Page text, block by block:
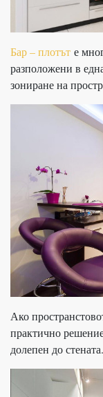
Бар – плотът е
разположени в
зониране на
Ако
практично
долепен до стената.